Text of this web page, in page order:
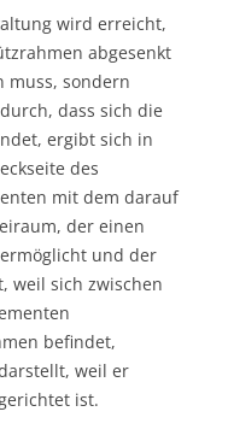
wird erreicht,
abgesenkt
muss, sondern
dass sich die
ergibt sich in
des
mit dem darauf
der einen
und der
weil sich zwischen
befindet,
weil er
ist.